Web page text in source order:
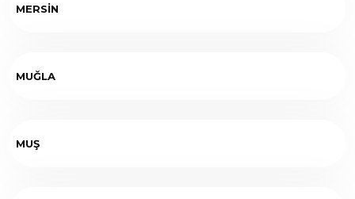
MERSİN
MUĞLA
MUŞ